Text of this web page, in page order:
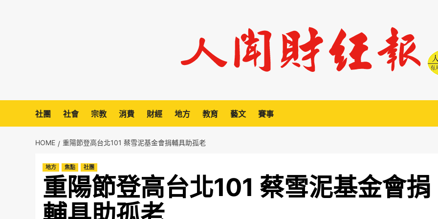
社團 社會 宗教 消費 財經 地方 教育 藝文 賽事
HOME 重陽節登高台北101 蔡雪泥基金會捐輔具助孤老
地方 焦點 社團
重陽節登高台北101 蔡雪泥基金會捐